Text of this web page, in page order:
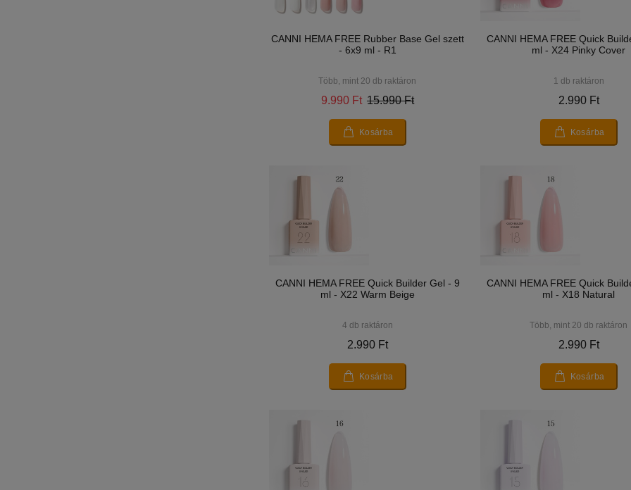
CANNI HEMA FREE Rubber Base Gel szett
- 6x9 ml - R1
Több, mint 20 db raktáron
9.990 Ft 15.990 Ft
Kosárba
CANNI HEMA FREE Quick
ml - X24 Pinky Cover
1 db raktáron
2.990 Ft
Kosárba
CANNI HEMA FREE Quick Builder Gel - 9
ml - X22 Warm Beige
4 db raktáron
2.990 Ft
Kosárba
CANNI HEMA FREE Quick
ml - X18 Natural
Több, mint 20 db raktáron
2.990 Ft
Kosárba